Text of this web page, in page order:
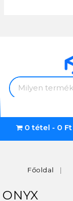
0 tétel - 0 Ft
Főoldal
ONYX